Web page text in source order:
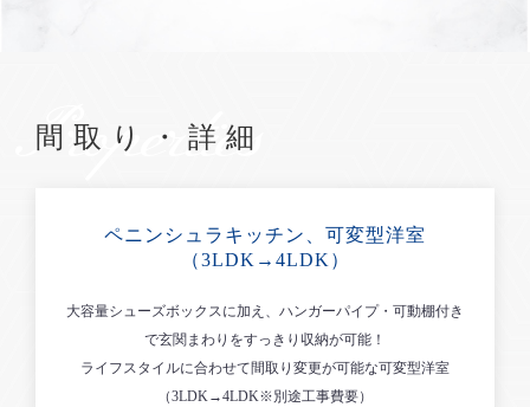
間取り・詳細
ペニンシュラキッチン、可変型洋室
（3LDK→4LDK）
大容量シューズボックスに加え、ハンガーパイプ・可動棚付き
で玄関まわりをすっきり収納が可能！
ライフスタイルに合わせて間取り変更が可能な可変型洋室
（3LDK→4LDK※別途工事費要）